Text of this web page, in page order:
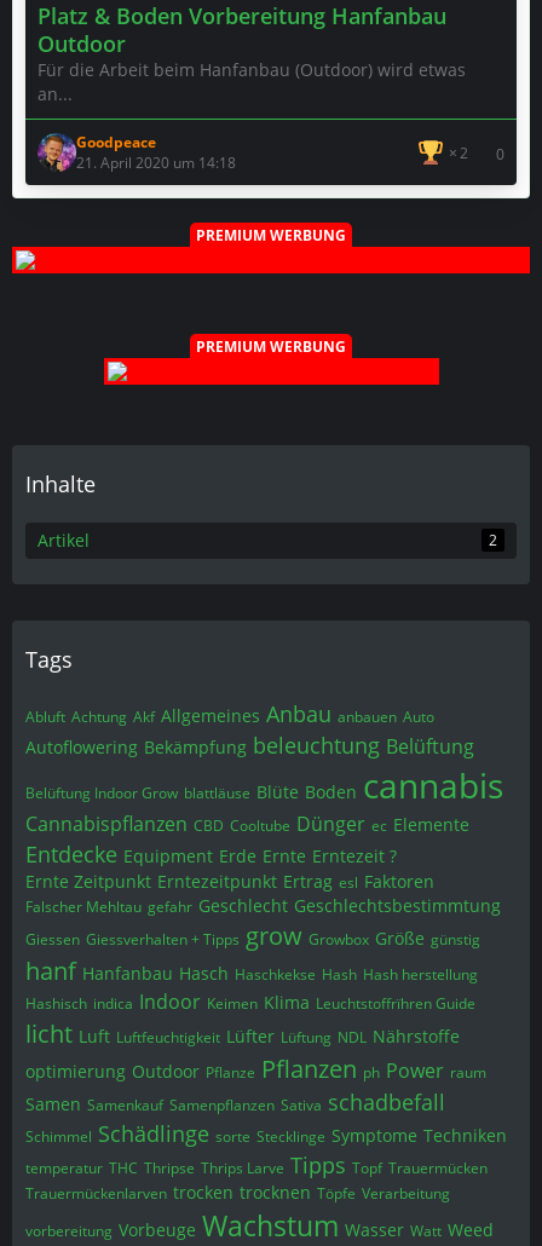
Platz & Boden Vorbereitung Hanfanbau
Outdoor
Für die Arbeit beim Hanfanbau (Outdoor) wird etwas
an...
Goodpeace
21. April 2020 um 14:18
2 0
PREMIUM WERBUNG
PREMIUM WERBUNG
Inhalte
Artikel 2
Tags
Abluft Achtung Akf Allgemeines Anbau anbauen Auto
Autoflowering Bekämpfung beleuchtung Belüftung
Belüftung Indoor Grow blattläuse Blüte Boden cannabis
Cannabispflanzen CBD Cooltube Dünger ec Elemente
Entdecke Equipment Erde Ernte Erntezeit ?
Ernte Zeitpunkt Erntezeitpunkt Ertrag esl Faktoren
Falscher Mehltau gefahr Geschlecht Geschlechtsbestimmtung
Giessen Giessverhalten + Tipps grow Growbox Größe günstig
hanf Hanfanbau Hasch Haschkekse Hash Hash herstellung
Hashisch indica Indoor Keimen Klima Leuchtstoffrïhren Guide
licht Luft Luftfeuchtigkeit Lüfter Lüftung NDL Nährstoffe
optimierung Outdoor Pflanze Pflanzen ph Power raum
Samen Samenkauf Samenpflanzen Sativa schadbefall
Schimmel Schädlinge sorte Stecklinge Symptome Techniken
temperatur THC Thripse Thrips Larve Tipps Topf Trauermücken
Trauermückenlarven trocken trocknen Töpfe Verarbeitung
vorbereitung Vorbeuge Wachstum Wasser Watt Weed